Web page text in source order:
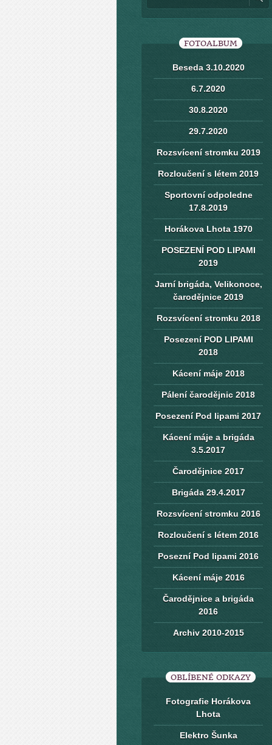
FOTOALBUM
Beseda 3.10.2020
6.7.2020
30.8.2020
29.7.2020
Rozsvícení stromku 2019
Rozloučení s létem 2019
Sportovní odpoledne
17.8.2019
Horákova Lhota 1970
POSEZENÍ POD LIPAMI
2019
Jarní brigáda, Velikonoce,
čarodějnice 2019
Rozsvícení stromku 2018
Posezení POD LIPAMI
2018
Kácení máje 2018
Pálení čarodějnic 2018
Posezení Pod lipami 2017
Kácení máje a brigáda
3.5.2017
Čarodějnice 2017
Brigáda 29.4.2017
Rozsvícení stromku 2016
Rozloučení s létem 2016
Posezní Pod lipami 2016
Kácení máje 2016
Čarodějnice a brigáda
2016
Archiv 2010-2015
OBLÍBENÉ ODKAZY
Fotografie Horákova
Lhota
Elektro Šunka